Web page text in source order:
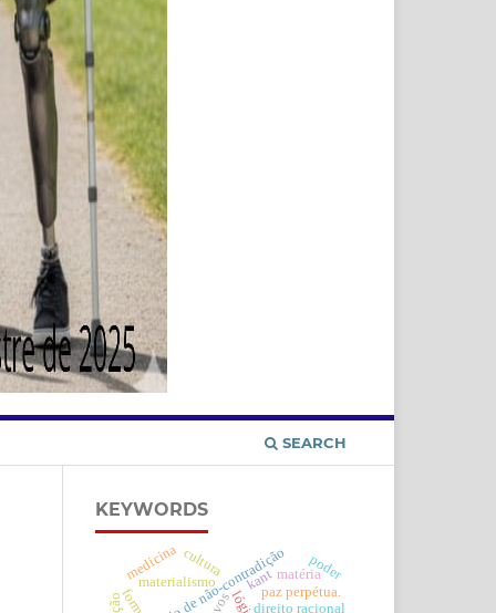
SEARCH
KEYWORDS
kant
direito racional
paz perpétua.
materialismo
forma
matéria
cultura
medicina poder